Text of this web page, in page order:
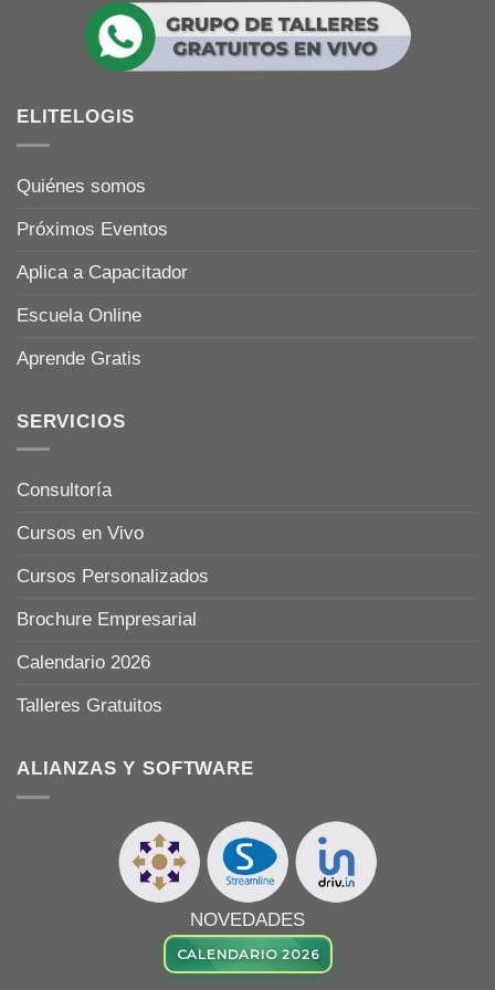
ELITELOGIS
Quiénes somos
Próximos Eventos
Aplica a Capacitador
Escuela Online
Aprende Gratis
SERVICIOS
Consultoría
Cursos en Vivo
Cursos Personalizados
Brochure Empresarial
Calendario 2026
Talleres Gratuitos
ALIANZAS Y SOFTWARE
NOVEDADES
CALENDARIO 2026